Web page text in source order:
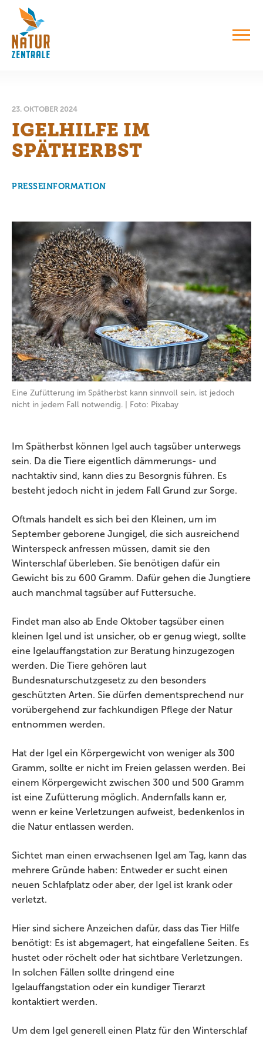
23. OKTOBER 2024
IGELHILFE IM
SPÄTHERBST
PRESSEINFORMATION
Eine Zufütterung im Spätherbst kann sinnvoll sein, ist jedoch
nicht in jedem Fall notwendig. | Foto: Pixabay
Im Spätherbst können Igel auch tagsüber unterwegs
sein. Da die Tiere eigentlich dämmerungs- und
nachtaktiv sind, kann dies zu Besorgnis führen. Es
besteht jedoch nicht in jedem Fall Grund zur Sorge.
Oftmals handelt es sich bei den Kleinen, um im
September geborene Jungigel, die sich ausreichend
Winterspeck anfressen müssen, damit sie den
Winterschlaf überleben. Sie benötigen dafür ein
Gewicht bis zu 600 Gramm. Dafür gehen die Jungtiere
auch manchmal tagsüber auf Futtersuche.
Findet man also ab Ende Oktober tagsüber einen
kleinen Igel und ist unsicher, ob er genug wiegt, sollte
eine Igelauffangstation zur Beratung hinzugezogen
werden. Die Tiere gehören laut
Bundesnaturschutzgesetz zu den besonders
geschützten Arten. Sie dürfen dementsprechend nur
vorübergehend zur fachkundigen Pflege der Natur
entnommen werden.
Hat der Igel ein Körpergewicht von weniger als 300
Gramm, sollte er nicht im Freien gelassen werden. Bei
einem Körpergewicht zwischen 300 und 500 Gramm
ist eine Zufütterung möglich. Andernfalls kann er,
wenn er keine Verletzungen aufweist, bedenkenlos in
die Natur entlassen werden.
Sichtet man einen erwachsenen Igel am Tag, kann das
mehrere Gründe haben: Entweder er sucht einen
neuen Schlafplatz oder aber, der Igel ist krank oder
verletzt.
Hier sind sichere Anzeichen dafür, dass das Tier Hilfe
benötigt: Es ist abgemagert, hat eingefallene Seiten. Es
hustet oder röchelt oder hat sichtbare Verletzungen.
In solchen Fällen sollte dringend eine
Igelauffangstation oder ein kundiger Tierarzt
kontaktiert werden.
Um dem Igel generell einen Platz für den Winterschlaf